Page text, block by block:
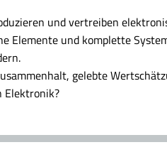
und vertreiben
Elemente und komplette
gelebte
Elektronik?